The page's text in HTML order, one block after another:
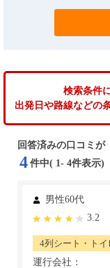
検索条件
出発日や路線などの
回答済みの口コミが
4 件中( 1- 4件表示)
男性60代
3.2
4列シート・トイ
運行会社：